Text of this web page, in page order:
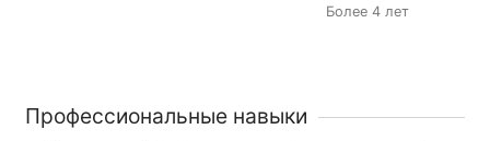
Более 4 лет
Профессиональные навыки